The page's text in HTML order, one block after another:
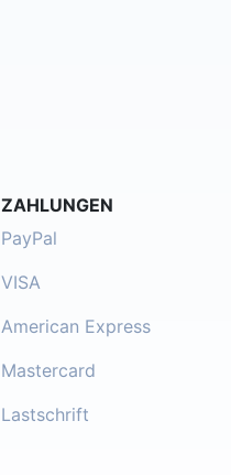
ZAHLUNGEN
PayPal
VISA
American Express
Mastercard
Lastschrift